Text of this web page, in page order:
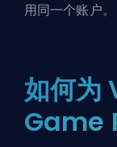
用同一个账户。
如何为
Game